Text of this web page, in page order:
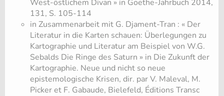
West-östlichem Divan » in Goethe-Jahrbuch 2014,
131, S. 105-114
in Zusammenarbeit mit G. Djament-Tran : « Der
Literatur in die Karten schauen: Überlegungen zu
Kartographie und Literatur am Beispiel von W.G.
Sebalds Die Ringe des Saturn » in Die Zukunft der
Kartographie. Neue und nicht so neue
epistemologische Krisen, dir. par V. Maleval, M.
Picker et F. Gabaude, Bielefeld, Éditions Transc​